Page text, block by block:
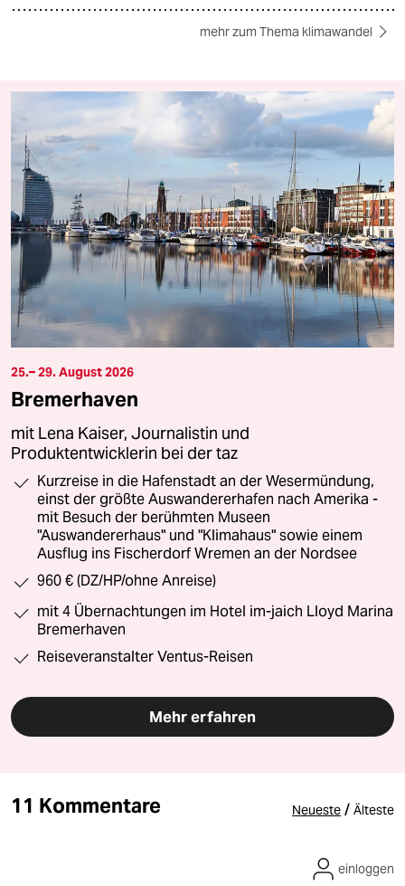
mehr zum Thema klimawandel
25.– 29. August 2026
Bremerhaven
mit Lena Kaiser, Journalistin und
Produktentwicklerin bei der taz
Kurzreise in die Hafenstadt an der Wesermündung,
einst der größte Auswandererhafen nach Amerika -
mit Besuch der berühmten Museen
"Auswandererhaus" und "Klimahaus" sowie einem
Ausflug ins Fischerdorf Wremen an der Nordsee
960 € (DZ/HP/ohne Anreise)
mit 4 Übernachtungen im Hotel im-jaich Lloyd Marina
Bremerhaven
Reiseveranstalter Ventus-Reisen
Mehr erfahren
11 Kommentare Neueste / Älteste
einloggen